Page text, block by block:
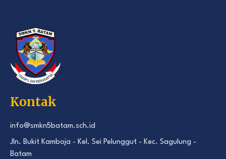
Kontak
info@smkn5batam.sch.id
Jln. Bukit Kamboja - Kel. Sei Pelunggut - Kec. Sagulung -
Batam